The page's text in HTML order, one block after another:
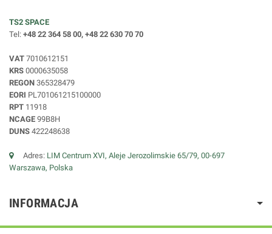
TS2 SPACE
Tel: +48 22 364 58 00, +48 22 630 70 70
VAT 7010612151
KRS 0000635058
REGON 365328479
EORI PL701061215100000
RPT 11918
NCAGE 99B8H
DUNS 422248638
Adres: LIM Centrum XVI, Aleje Jerozolimskie 65/79, 00-697
Warszawa, Polska
INFORMACJA